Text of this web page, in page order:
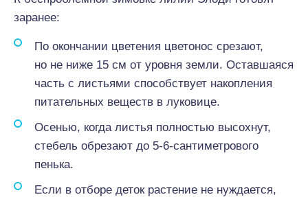
заранее:
По окончании цветения цветонос срезают,
но не ниже 15 см от уровня земли. Оставшаяся
часть с листьями способствует накопления
питательных веществ в луковице.
Осенью, когда листья полностью высохнут,
стебель обрезают до 5-6-сантиметрового
пенька.
Если в отборе деток растение не нуждается,